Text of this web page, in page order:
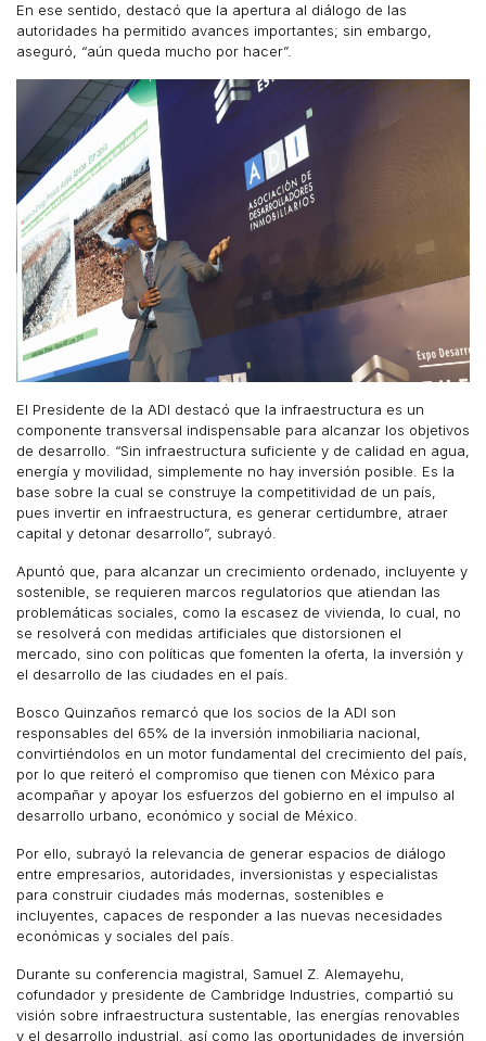
En ese sentido, destacó que la apertura al diálogo de las
autoridades ha permitido avances importantes; sin embargo,
aseguró, “aún queda mucho por hacer”.
El Presidente de la ADI destacó que la infraestructura es un
componente transversal indispensable para alcanzar los objetivos
de desarrollo. “Sin infraestructura suficiente y de calidad en agua,
energía y movilidad, simplemente no hay inversión posible. Es la
base sobre la cual se construye la competitividad de un país,
pues invertir en infraestructura, es generar certidumbre, atraer
capital y detonar desarrollo”, subrayó.
Apuntó que, para alcanzar un crecimiento ordenado, incluyente y
sostenible, se requieren marcos regulatorios que atiendan las
problemáticas sociales, como la escasez de vivienda, lo cual, no
se resolverá con medidas artificiales que distorsionen el
mercado, sino con políticas que fomenten la oferta, la inversión y
el desarrollo de las ciudades en el país.
Bosco Quinzaños remarcó que los socios de la ADI son
responsables del 65% de la inversión inmobiliaria nacional,
convirtiéndolos en un motor fundamental del crecimiento del país,
por lo que reiteró el compromiso que tienen con México para
acompañar y apoyar los esfuerzos del gobierno en el impulso al
desarrollo urbano, económico y social de México.
Por ello, subrayó la relevancia de generar espacios de diálogo
entre empresarios, autoridades, inversionistas y especialistas
para construir ciudades más modernas, sostenibles e
incluyentes, capaces de responder a las nuevas necesidades
económicas y sociales del país.
Durante su conferencia magistral, Samuel Z. Alemayehu,
cofundador y presidente de Cambridge Industries, compartió su
visión sobre infraestructura sustentable, las energías renovables
y el desarrollo industrial, así como las oportunidades de inversión